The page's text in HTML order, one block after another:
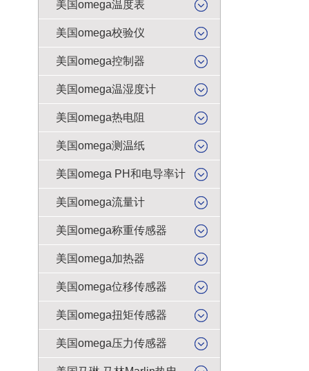
美国omega温度表
美国omega校验仪
美国omega控制器
美国omega温湿度计
美国omega热电阻
美国omega测温纸
美国omega PH和电导率计
美国omega流量计
美国omega称重传感器
美国omega加热器
美国omega位移传感器
美国omega扭矩传感器
美国omega压力传感器